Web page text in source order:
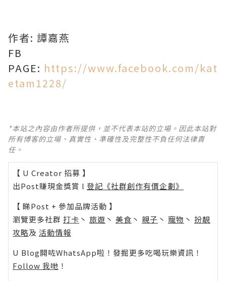
作者: 譚嘉燕
FB
PAGE: https://www.facebook.com/kat
etam1228/
*本站之內容由作者所提供，並不代表本站的立場。因此本站對
所有博客的立場、真實性、準確性及完整性不負任何法律責
任。
【 U Creator 招募 】
出Post賺現金獎賞 l 登記《社群創作有價企劃》
【 睇Post + 參加品牌活動 】
瀏覽更多社群 打卡 丶 旅遊 丶 美食 丶 親子 丶 寵物 丶 扮靚
攻略及 活動情報
U Blog開咗WhatsApp啦！發掘更多吃喝玩樂資訊！
Follow 我哋 ！